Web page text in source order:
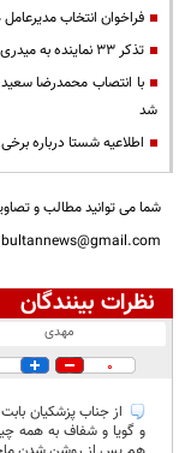
فراخوان انتخاب
تذکر 33 نماینده به میدری درباره حقوق بازنشستگان و تابعیت
با انتصاب محمدرضا
شد
اطلاعیه شستا درباره
شما می توانید مطالب و
bultannews@gmail.com
نظرات بینندگان
در انتظار بررسی:
مهدی
0
از جناب پزشکیان
و گویا و شفاف به همه